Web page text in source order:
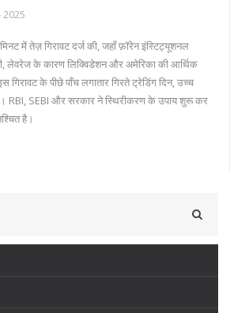
2025
में तेज़ गिरावट दर्ज की, जहाँ फ़ॉरेन इंस्टिट्यूशनल
लेवरेज के कारण लिक्विडेशन और अमेरिका की आर्थिक
गिरावट के पीछे पाँच लगातार गिरते ट्रेडिंग दिन, उच्च
RBI, SEBI और सरकार ने स्थिरीकरण के उपाय शुरू कर
है।